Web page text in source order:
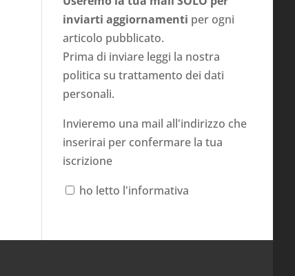
inviarti aggiornamenti per ogni
articolo pubblicato.
Prima di inviare leggi la nostra
politica su trattamento dei dati
personali.
Invieremo una mail all'indirizzo che
inserirai per confermare la tua
iscrizione
ho letto l'informativa